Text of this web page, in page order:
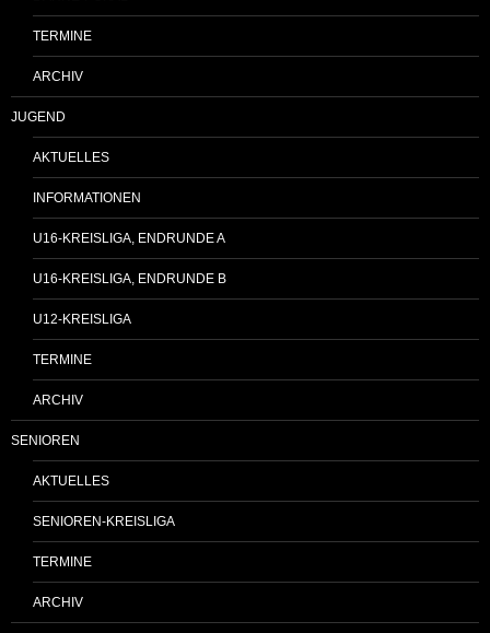
TERMINE
ARCHIV
JUGEND
AKTUELLES
INFORMATIONEN
U16-KREISLIGA, ENDRUNDE A
U16-KREISLIGA, ENDRUNDE B
U12-KREISLIGA
TERMINE
ARCHIV
SENIOREN
AKTUELLES
SENIOREN-KREISLIGA
TERMINE
ARCHIV